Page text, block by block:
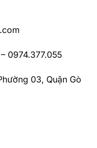
0974.377.055
03, Quận Gò